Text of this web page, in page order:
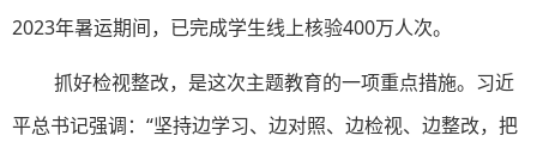
2023年暑运期间，已完成学生线上核验400万人次。
抓好检视整改，是这次主题教育的一项重点措施。习近
平总书记强调：“坚持边学习、边对照、边检视、边整改，把